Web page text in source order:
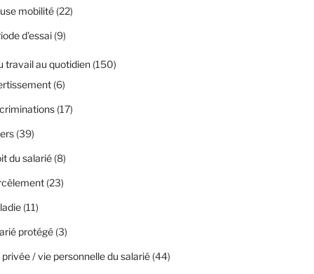
mobilité(22)
d'essai(9)
travail au quotidien(150)
(6)
(17)
(39)
du salarié(8)
(23)
(11)
protégé(3)
/ vie personnelle du salarié(44)